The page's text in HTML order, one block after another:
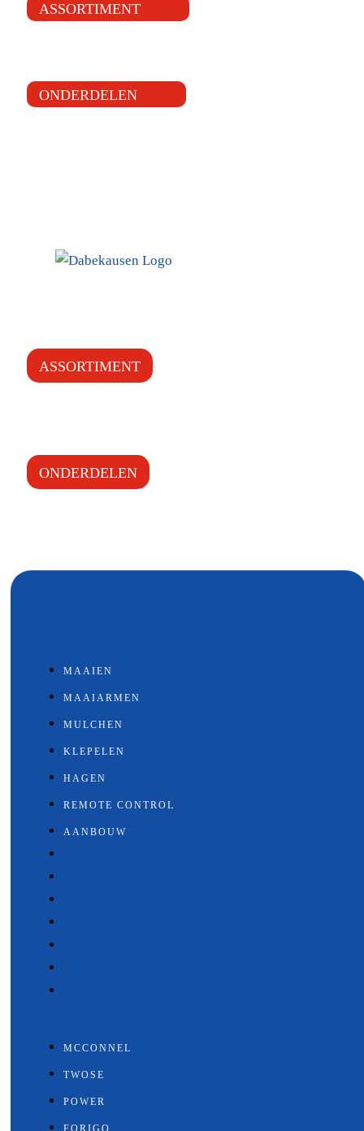
ASSORTIMENT
ONDERDELEN
ASSORTIMENT
ONDERDELEN
MAAIEN
MAAIARMEN
MULCHEN
KLEPELEN
HAGEN
REMOTE CONTROL
AANBOUW
MCCONNEL
TWOSE
POWER